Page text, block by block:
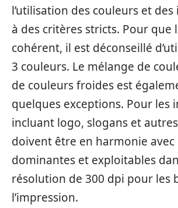
l’utilisation des couleurs et
à des critères stricts. Pour que
cohérent, il est déconseillé
3 couleurs. Le mélange de
de couleurs froides est
quelques exceptions. Pour les
incluant logo, slogans et
doivent être en harmonie avec
dominantes et exploitables
résolution de 300 dpi pour les
l’impression.